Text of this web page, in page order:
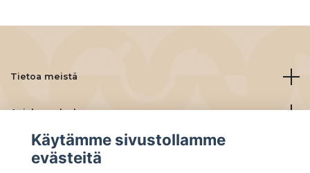
Tietoa meistä
Asiakaspalvelu
Lue lisää
Käytämme sivustollamme
evästeitä